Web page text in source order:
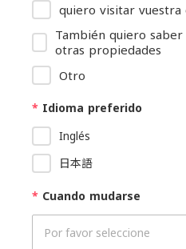
quiero visitar vuestra
También quiero
otras propiedades
Otro
* Idioma preferido
Inglés
日本語
* Cuando mudarse